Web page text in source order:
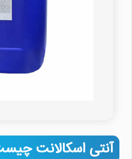
آنتی اسکالانت